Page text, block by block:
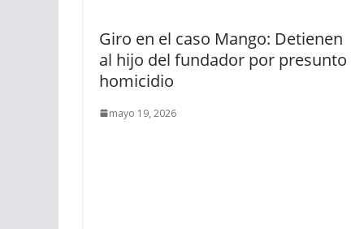
Giro en el caso Mango: Detienen
al hijo del fundador por presunto
homicidio
mayo 19, 2026